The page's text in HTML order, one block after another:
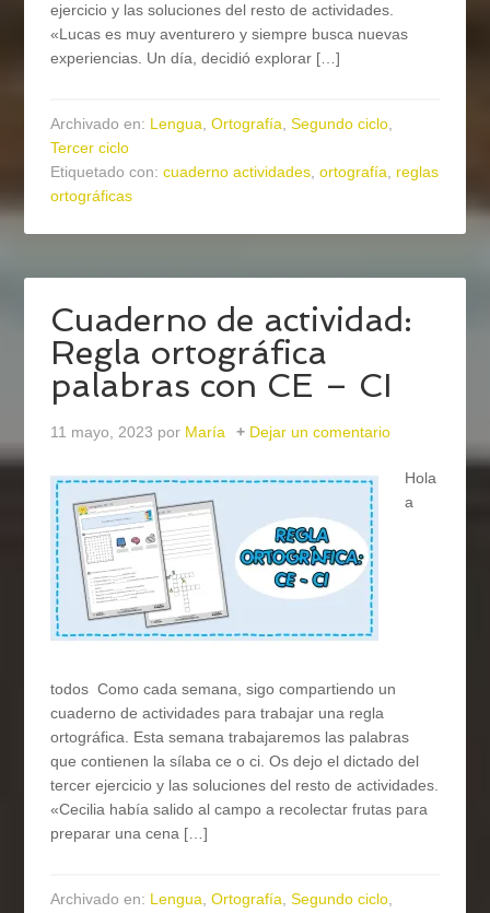
ejercicio y las soluciones del resto de actividades.
«Lucas es muy aventurero y siempre busca nuevas
experiencias. Un día, decidió explorar […]
Archivado en: Lengua,Ortografía,Segundo ciclo,
Tercer ciclo
Etiquetado con:cuaderno actividades,ortografía, reglas
ortográficas
Cuaderno de actividad:
Regla ortográfica
palabras con CE – CI
11 mayo, 2023 por María Dejar un comentario
Hola
a
todos Como cada semana, sigo compartiendo un
cuaderno de actividades para trabajar una regla
ortográfica. Esta semana trabajaremos las palabras
que contienen la sílaba ce o ci. Os dejo el dictado del
tercer ejercicio y las soluciones del resto de actividades.
«Cecilia había salido al campo a recolectar frutas para
preparar una cena […]
Archivado en: Lengua,Ortografía,Segundo ciclo,